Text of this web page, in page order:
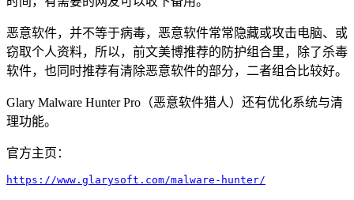
恶意软件，并不等于病毒，恶意软件常常隐藏或攻击电脑、或
窃取个人资料，所以，前文美博推荐的防护组合里，除了杀毒
软件，也同时推荐有清除恶意软件的部分，二者组合比较好。
Glary Malware Hunter Pro（恶意软件猎人）还有优化系统与清
理功能。
官方主页：
https://www.glarysoft.com/malware-hunter/